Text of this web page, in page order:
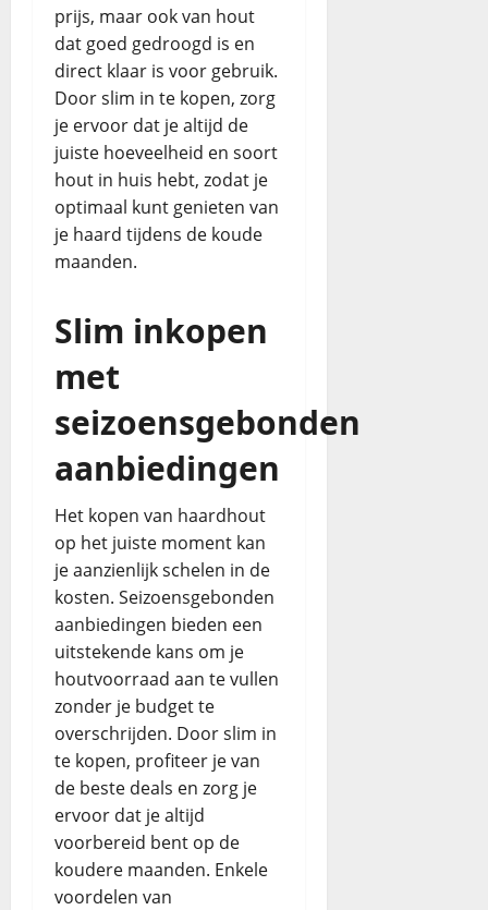
prijs, maar ook van hout
dat goed gedroogd is en
direct klaar is voor gebruik.
Door slim in te kopen, zorg
je ervoor dat je altijd de
juiste hoeveelheid en soort
hout in huis hebt, zodat je
optimaal kunt genieten van
je haard tijdens de koude
maanden.
Slim inkopen
met
seizoensgebonden
aanbiedingen
Het kopen van haardhout
op het juiste moment kan
je aanzienlijk schelen in de
kosten. Seizoensgebonden
aanbiedingen bieden een
uitstekende kans om je
houtvoorraad aan te vullen
zonder je budget te
overschrijden. Door slim in
te kopen, profiteer je van
de beste deals en zorg je
ervoor dat je altijd
voorbereid bent op de
koudere maanden. Enkele
voordelen van